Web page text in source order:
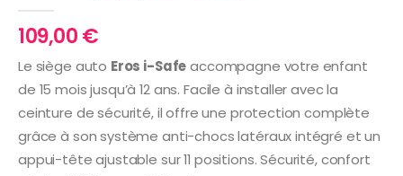
109,00€
Le siège auto Eros i-Safeaccompagne votre enfant
de 15 mois jusqu’à 12 ans. Facile à installer avec la
ceinture de sécurité, il offre une protection complète
grâce à son système anti-chocs latéraux intégré et un
appui-tête ajustable sur 11 positions. Sécurité, confort